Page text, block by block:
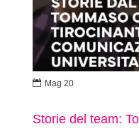
Storie del team:
 Mag 20